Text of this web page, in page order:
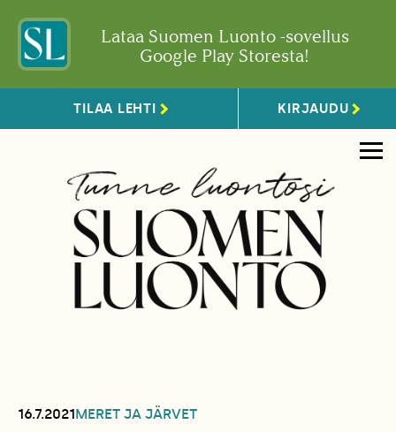
Lataa Suomen Luonto -sovellus
Google Play Storesta!
TILAA LEHTI KIRJAUDU
16.7.2021MERET JA JÄRVET